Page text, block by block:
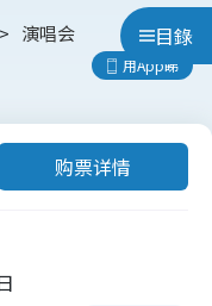
目錄
演唱会
用App睇
购票详情